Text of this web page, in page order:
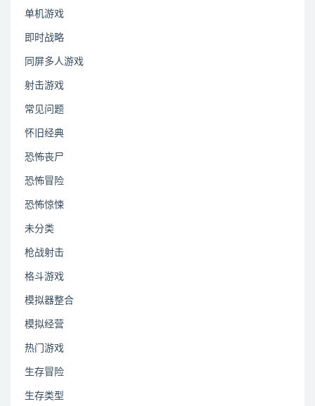
单机游戏
即时战略
同屏多人游戏
射击游戏
常见问题
怀旧经典
恐怖丧尸
恐怖冒险
恐怖惊悚
未分类
枪战射击
格斗游戏
模拟器整合
模拟经营
热门游戏
生存冒险
生存类型